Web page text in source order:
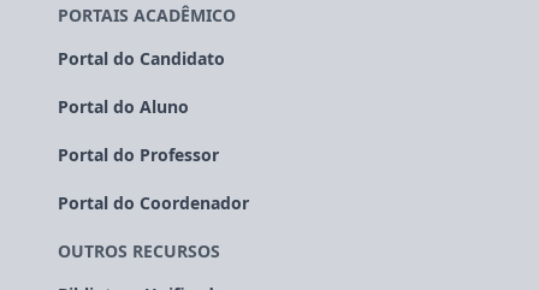
PORTAIS ACADÊMICO
Portal do Candidato
Portal do Aluno
Portal do Professor
Portal do Coordenador
OUTROS RECURSOS